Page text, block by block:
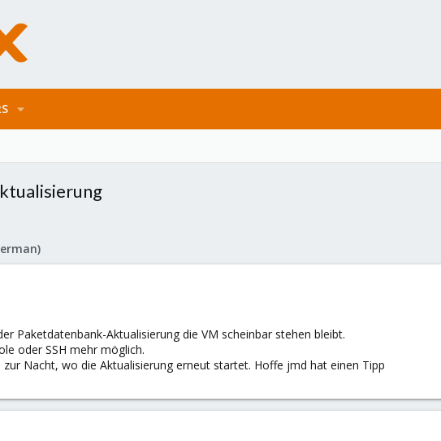
Paketdatenbank-Aktualisierung die VM scheinbar stehen bleibt.
oder SSH mehr möglich.
Nacht, wo die Aktualisierung erneut startet. Hoffe jmd hat einen Tipp